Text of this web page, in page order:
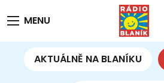
MENU
AKTUÁLNĚ NA BLANÍKU